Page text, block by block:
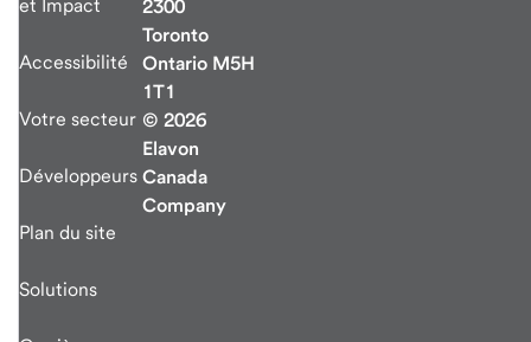
et Impact
Accessibilité
Votre secteur
Développeurs
Plan du site
Solutions
2300
Toronto
Ontario M5H
1T1
© 2026
Elavon
Canada
Company